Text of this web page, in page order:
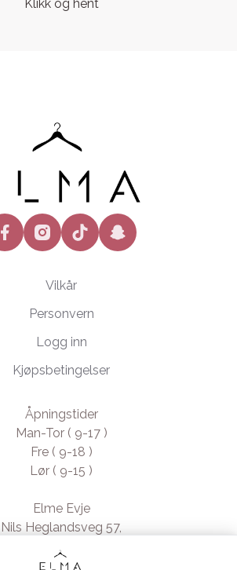
Klikk og hent
facebookinstagramtiktok snapchat
Vilkår
Personvern
Logg inn
Kjøpsbetingelser
Åpningstider
Man-Tor ( 9-17 )
Fre ( 9-18 )
Lør ( 9-15 )
Elme Evje
Nils Heglandsveg 57,
4735 Evje, Norway
- Org. nr. 923370994